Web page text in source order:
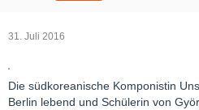
31. Juli 2016
Die südkoreanische Komponistin
Berlin lebend und Schülerin von